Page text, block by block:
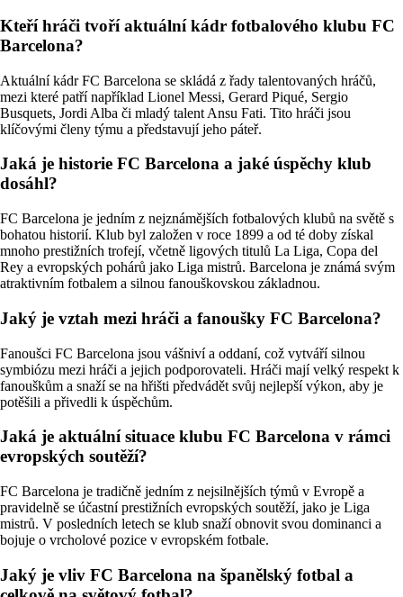
Kteří hráči tvoří aktuální kádr fotbalového klubu FC
Barcelona?
Aktuální kádr FC Barcelona se skládá z řady talentovaných hráčů,
mezi které patří například Lionel Messi, Gerard Piqué, Sergio
Busquets, Jordi Alba či mladý talent Ansu Fati. Tito hráči jsou
klíčovými členy týmu a představují jeho páteř.
Jaká je historie FC Barcelona a jaké úspěchy klub
dosáhl?
FC Barcelona je jedním z nejznámějších fotbalových klubů na světě s
bohatou historií. Klub byl založen v roce 1899 a od té doby získal
mnoho prestižních trofejí, včetně ligových titulů La Liga, Copa del
Rey a evropských pohárů jako Liga mistrů. Barcelona je známá svým
atraktivním fotbalem a silnou fanouškovskou základnou.
Jaký je vztah mezi hráči a fanoušky FC Barcelona?
Fanoušci FC Barcelona jsou vášniví a oddaní, což vytváří silnou
symbiózu mezi hráči a jejich podporovateli. Hráči mají velký respekt k
fanouškům a snaží se na hřišti předvádět svůj nejlepší výkon, aby je
potěšili a přivedli k úspěchům.
Jaká je aktuální situace klubu FC Barcelona v rámci
evropských soutěží?
FC Barcelona je tradičně jedním z nejsilnějších týmů v Evropě a
pravidelně se účastní prestižních evropských soutěží, jako je Liga
mistrů. V posledních letech se klub snaží obnovit svou dominanci a
bojuje o vrcholové pozice v evropském fotbale.
Jaký je vliv FC Barcelona na španělský fotbal a